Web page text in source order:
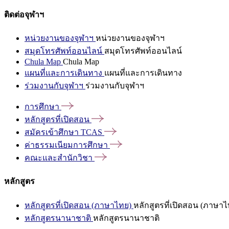
ติดต่อจุฬาฯ
หน่วยงานของจุฬาฯ หน่วยงานของจุฬาฯ
สมุดโทรศัพท์ออนไลน์ สมุดโทรศัพท์ออนไลน์
Chula Map Chula Map
แผนที่และการเดินทาง แผนที่และการเดินทาง
ร่วมงานกับจุฬาฯ ร่วมงานกับจุฬาฯ
การศึกษา
หลักสูตรที่เปิดสอน
สมัครเข้าศึกษา TCAS
ค่าธรรมเนียมการศึกษา
คณะและสำนักวิชา
หลักสูตร
หลักสูตรที่เปิดสอน (ภาษาไทย) หลักสูตรที่เปิดสอน (ภาษาไ
หลักสูตรนานาชาติ หลักสูตรนานาชาติ